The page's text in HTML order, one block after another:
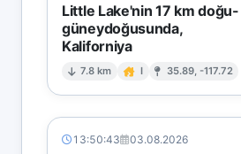
Little Lake'nin 17 km doğu-
güneydoğusunda,
Kaliforniya
7.8 km I 35.89, -117.72
13:50:43 03.08.2026